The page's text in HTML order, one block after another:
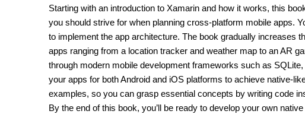
Starting with an introduction to Xamarin and how it works, this
you should strive for when planning cross-platform mobile apps.
to implement the app architecture. The book gradually increases
apps ranging from a location tracker and weather map to an AR
through modern mobile development frameworks such as
your apps for both Android and iOS platforms to achieve native-
examples, so you can grasp essential concepts by writing code
By the end of this book, you’ll be ready to develop your own